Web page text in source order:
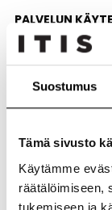
Suostumus
Tämä sivusto
Käytämme
räätälöimiseen,
tukemiseen ja
PALVELUN
CC Real Finland
jatkuvasti ja
kuitenkaan
toiminnasta.
tiedonsiirtoon
käyttökatkokset,
ilmoittamaan
katkoksista